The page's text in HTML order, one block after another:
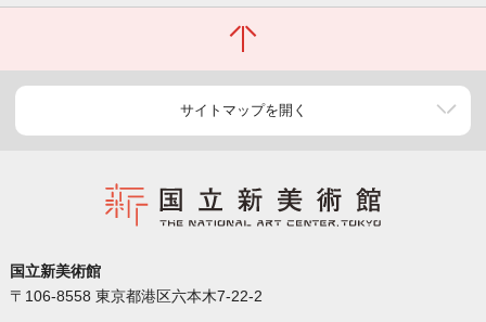
サイトマップを開く
国立新美術館
〒106-8558 東京都港区六本木7-22-2